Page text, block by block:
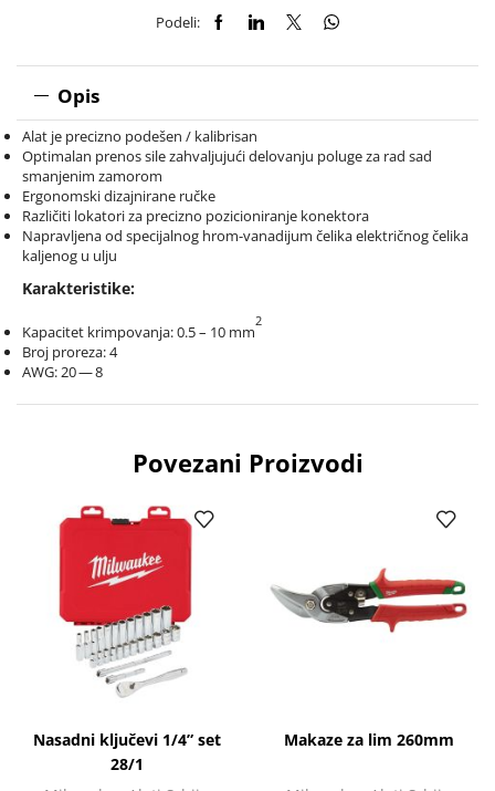
Podeli:
Opis
Alat je precizno podešen / kalibrisan
Optimalan prenos sile zahvaljujući delovanju poluge za rad sad
smanjenim zamorom
Ergonomski dizajnirane ručke
Različiti lokatori za precizno pozicioniranje konektora
Napravljena od specijalnog hrom-vanadijum čelika električnog čelika
kaljenog u ulju
Karakteristike:
Kapacitet krimpovanja: 0.5 – 10 mm
2
Broj proreza: 4
AWG: 20 — 8
Povezani Proizvodi
Nasadni ključevi 1/4” set
28/1
Makaze za lim 260mm